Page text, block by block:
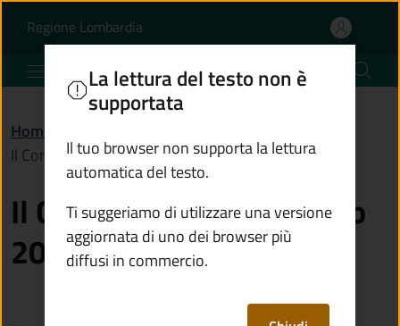
Il Comune Informa -
Regione Lombardia(apre in un'altra scheda).
Comune di Niardo
Home
Il Comune Informa - Anno 2022
Il Comune Informa - Anno
2022
La lettura del testo non è
supportata
Il tuo browser non supporta la lettura
automatica del testo.
Ti suggeriamo di utilizzare una versione
aggiornata di uno dei browser più
diffusi in commercio.